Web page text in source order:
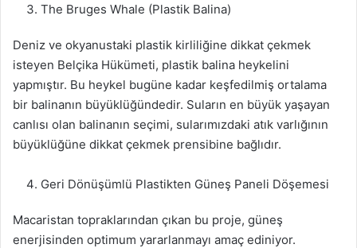
The Bruges Whale (Plastik Balina)
Deniz ve okyanustaki plastik kirliliğine dikkat çekmek
isteyen Belçika Hükümeti, plastik balina heykelini
yapmıştır. Bu heykel bugüne kadar keşfedilmiş ortalama
bir balinanın büyüklüğündedir. Suların en büyük yaşayan
canlısı olan balinanın seçimi, sularımızdaki atık varlığının
büyüklüğüne dikkat çekmek prensibine bağlıdır.
Geri Dönüşümlü Plastikten Güneş Paneli Döşemesi
Macaristan topraklarından çıkan bu proje, güneş
enerjisinden optimum yararlanmayı amaç ediniyor.